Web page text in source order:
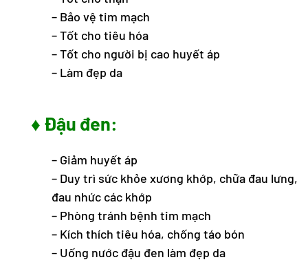
– Bảo vệ tim mạch
– Tốt cho tiêu hóa
– Tốt cho người bị cao huyết áp
– Làm đẹp da
♦ Đậu đen:
– Giảm huyết áp
– Duy trì sức khỏe xương khớp, chữa đau lưng,
đau nhức các khớp
– Phòng tránh bệnh tim mạch
– Kích thích tiêu hóa, chống táo bón
– Uống nước đậu đen làm đẹp da